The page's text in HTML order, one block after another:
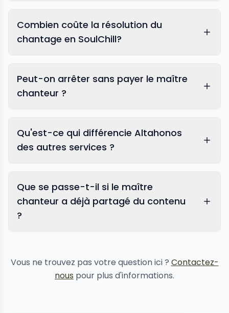
Combien coûte la résolution du
chantage en SoulChill?
Peut-on arrêter sans payer le maître
chanteur ?
Qu'est-ce qui différencie Altahonos
des autres services ?
Que se passe-t-il si le maître
chanteur a déjà partagé du contenu
?
Vous ne trouvez pas votre question ici ? Contactez-
nous pour plus d'informations.